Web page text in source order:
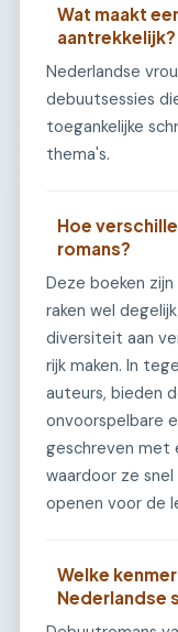
Wat maakt
aantrekkelijk?
Nederlandse
debuutsessies
toegankelijke
thema's.
Hoe
romans?
Deze boeken
raken wel
diversiteit aan
rijk maken. In
auteurs, bieden
onvoorspelbare
geschreven met
waardoor ze
openen voor de
Welke
Nederlandse